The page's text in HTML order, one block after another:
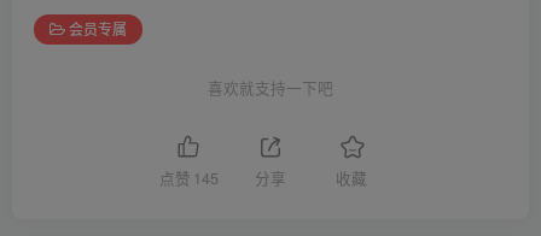
会员专属
喜欢就支持一下吧
点赞 145 分享 收藏